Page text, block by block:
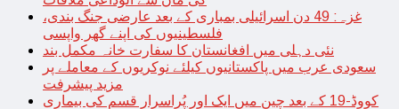
غزہ: 49 دن اسرائیلی بمباری کے بعد عارضی جنگ بندی،
فلسطینیوں کی اپنے گھر واپسی
نئی دہلی میں افغانستان کا سفارت خانہ مکمل بند
سعودی عرب میں پاکستانیوں کیلئے نوکریوں کے معاملے پر
مزید پیشرفت
کووڈ-19 کے بعد چین میں ایک اور پُراسرار قسم کی بیماری